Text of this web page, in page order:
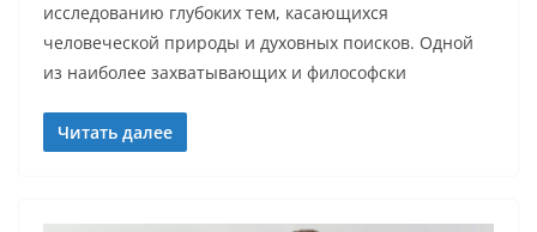
исследованию глубоких тем, касающихся
человеческой природы и духовных поисков. Одной
из наиболее захватывающих и философски
Читать далее